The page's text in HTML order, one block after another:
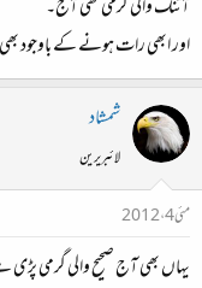
آتنگ والی گرمی تھی آج۔
اور ابھی رات ہونے کے باوجود بھی
شمشاد
لائبریرین
مئی 4، 2012
یہاں بھی آج صحیح والی گرمی